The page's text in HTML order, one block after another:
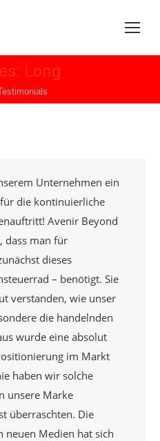
Long
sich hier:
Unternehmen ein
die kontinuierliche
Avenir Beyond
dass man für
dieses
– benötigt. Sie
verstanden, wie unser
die handelnden
wurde eine absolut
im Markt
haben wir solche
unsere Marke
überraschten. Die
neuen Medien hat sich